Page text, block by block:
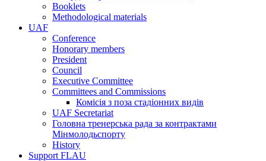
Booklets
Methodological materials
UAF
Conference
Honorary members
President
Council
Executive Committee
Committees and Commissions
Комісія з поза стадіонних видів
UAF Secretariat
Головна тренерська рада за контрактами
Мінмолодьспорту
History
Support FLAU